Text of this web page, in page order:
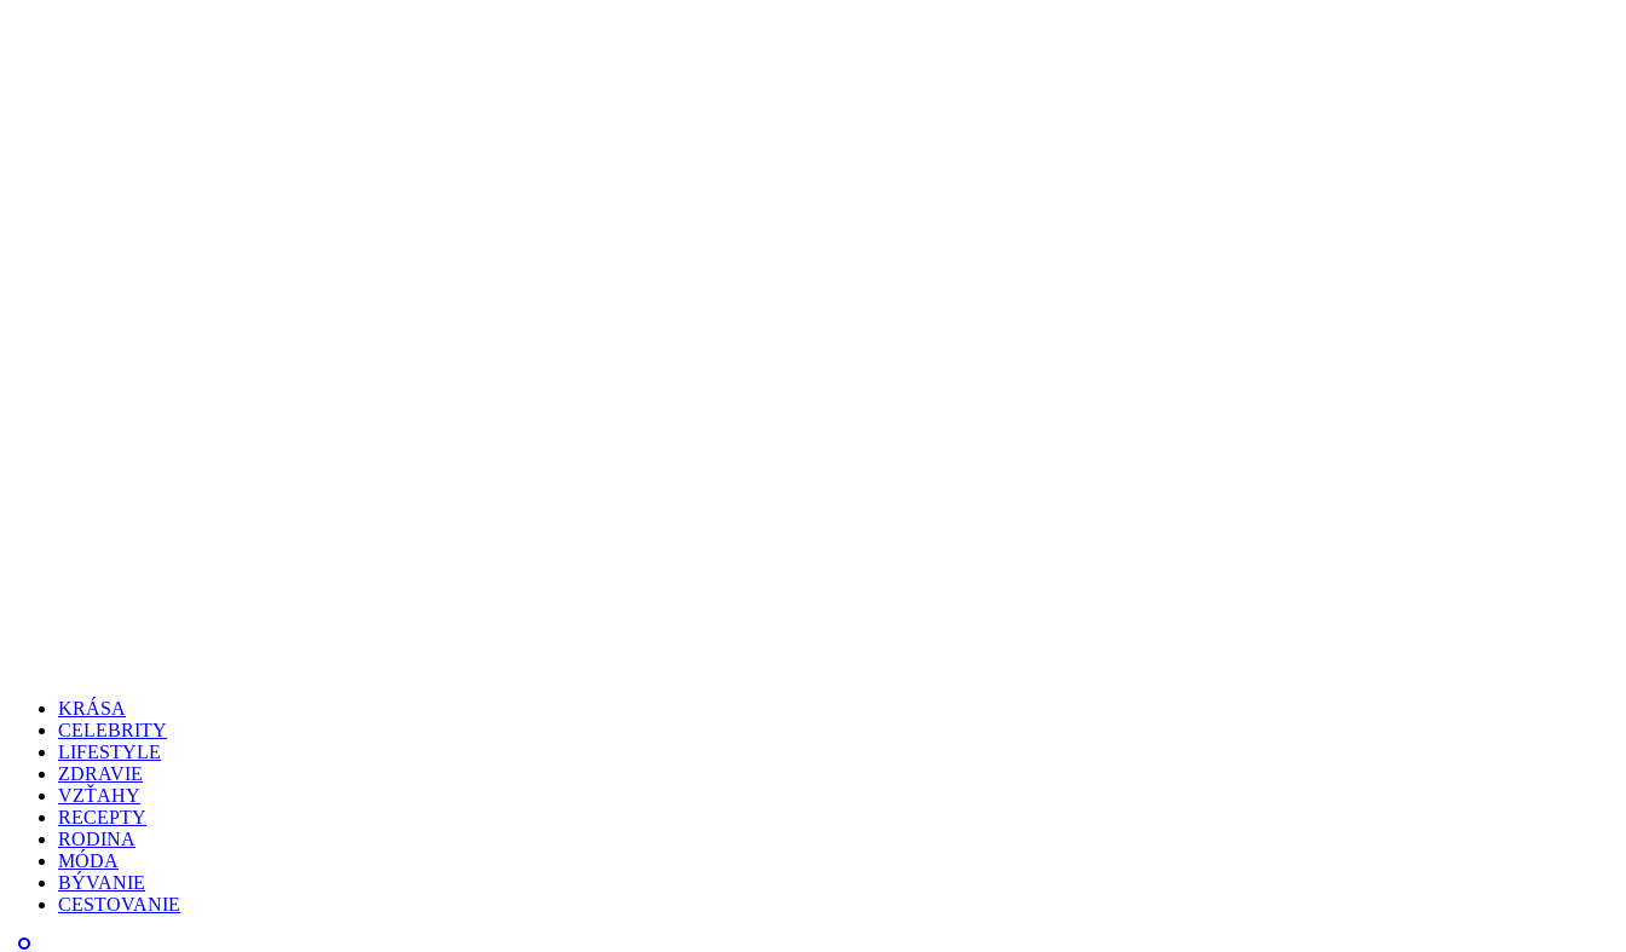
KRÁSA
CELEBRITY
LIFESTYLE
ZDRAVIE
VZŤAHY
RECEPTY
RODINA
MÓDA
BÝVANIE
CESTOVANIE